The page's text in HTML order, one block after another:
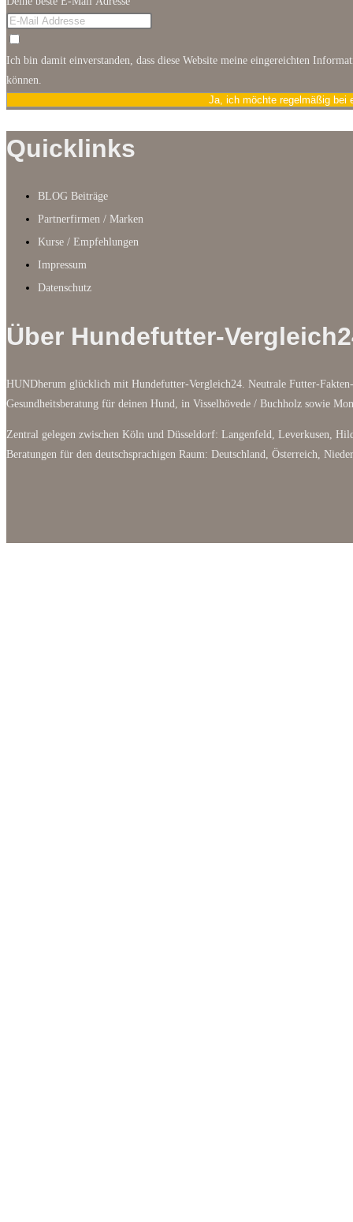
Ich bin damit einverstanden, dass diese Website meine eingereichten
können.
Ja, ich möchte regelmäßig bei
Quicklinks
BLOG Beiträge
Partnerfirmen / Marken
Kurse / Empfehlungen
Impressum
Datenschutz
Über Hundefutter-
HUNDherum glücklich mit Hundefutter-Vergleich24. Neutrale Futter-
Gesundheitsberatung für deinen Hund, in Visselhövede / Buchholz sowie
Zentral gelegen zwischen Köln und Düsseldorf: Langenfeld, Leverkusen,
Beratungen für den deutschsprachigen Raum: Deutschland, Österreich,